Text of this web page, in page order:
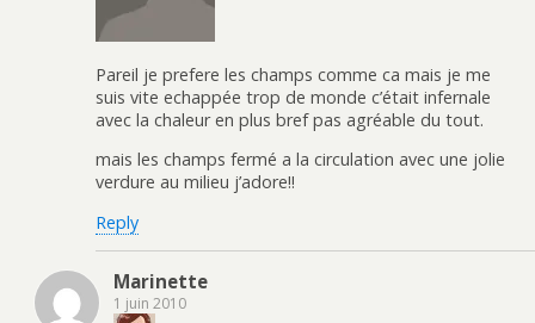
Pareil je prefere les champs comme ca mais je me
suis vite echappée trop de monde c’était infernale
avec la chaleur en plus bref pas agréable du tout.
mais les champs fermé a la circulation avec une jolie
verdure au milieu j’adore!!
Reply
Marinette
1 juin 2010